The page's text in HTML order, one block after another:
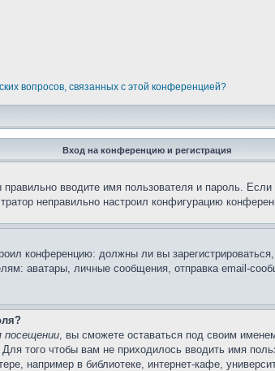
вопросов, связанных с этой конференцией?
Вход на конференцию и регистрация
вводите имя пользователя и пароль.
неправильно настроил конфигурацию
конференцию: должны ли вы
аватары, личные сообщения, отправка email-
посещении, вы сможете оставаться под своим
того чтобы вам не приходилось вводить имя
например в библиотеке, интернет-кафе,